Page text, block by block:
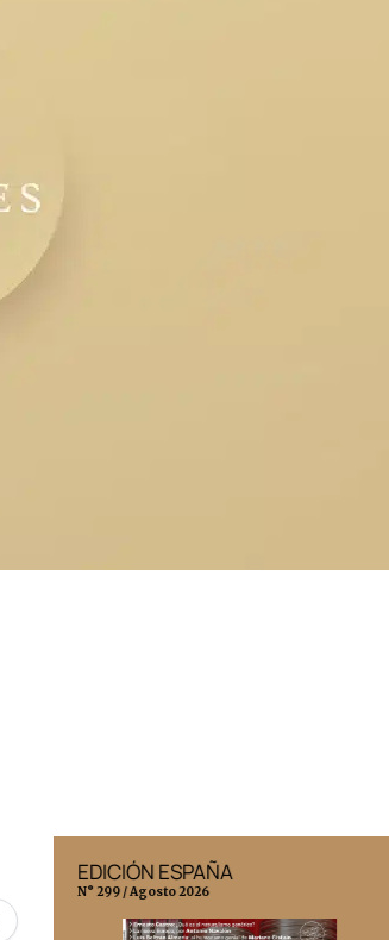
EDICIÓN ESPAÑA
N° 299 / Agosto 2026